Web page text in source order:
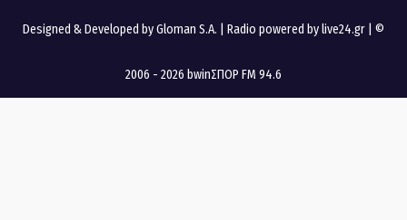
Designed & Developed by Gloman S.A. Radio powered by live24.gr | ©
2006 - 2026 bwinΣΠΟΡ FM 94.6